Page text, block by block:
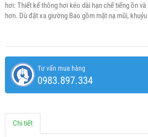
hơi: Thiết kế thông hơi kéo dài hạn chế tiếng ồn
hơn. Dù đặt xa giường Bao gồm mặt nạ mũi,
Tư vấn mua hàng
0983.897.334
Chi tiết